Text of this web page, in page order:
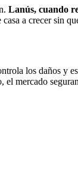
Lanús, cuando
a crecer sin
los daños y
mercado